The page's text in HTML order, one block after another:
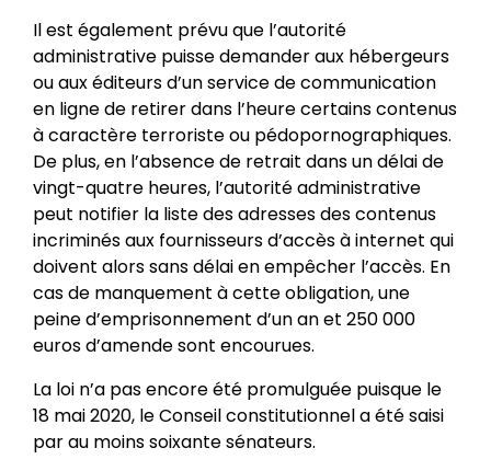
Il est également prévu que l’autorité
administrative puisse demander aux hébergeurs
ou aux éditeurs d’un service de communication
en ligne de retirer dans l’heure certains contenus
à caractère terroriste ou pédopornographiques.
De plus, en l’absence de retrait dans un délai de
vingt-quatre heures, l’autorité administrative
peut notifier la liste des adresses des contenus
incriminés aux fournisseurs d’accès à internet qui
doivent alors sans délai en empêcher l’accès. En
cas de manquement à cette obligation, une
peine d’emprisonnement d’un an et 250 000
euros d’amende sont encourues.
La loi n’a pas encore été promulguée puisque le
18 mai 2020, le Conseil constitutionnel a été saisi
par au moins soixante sénateurs.